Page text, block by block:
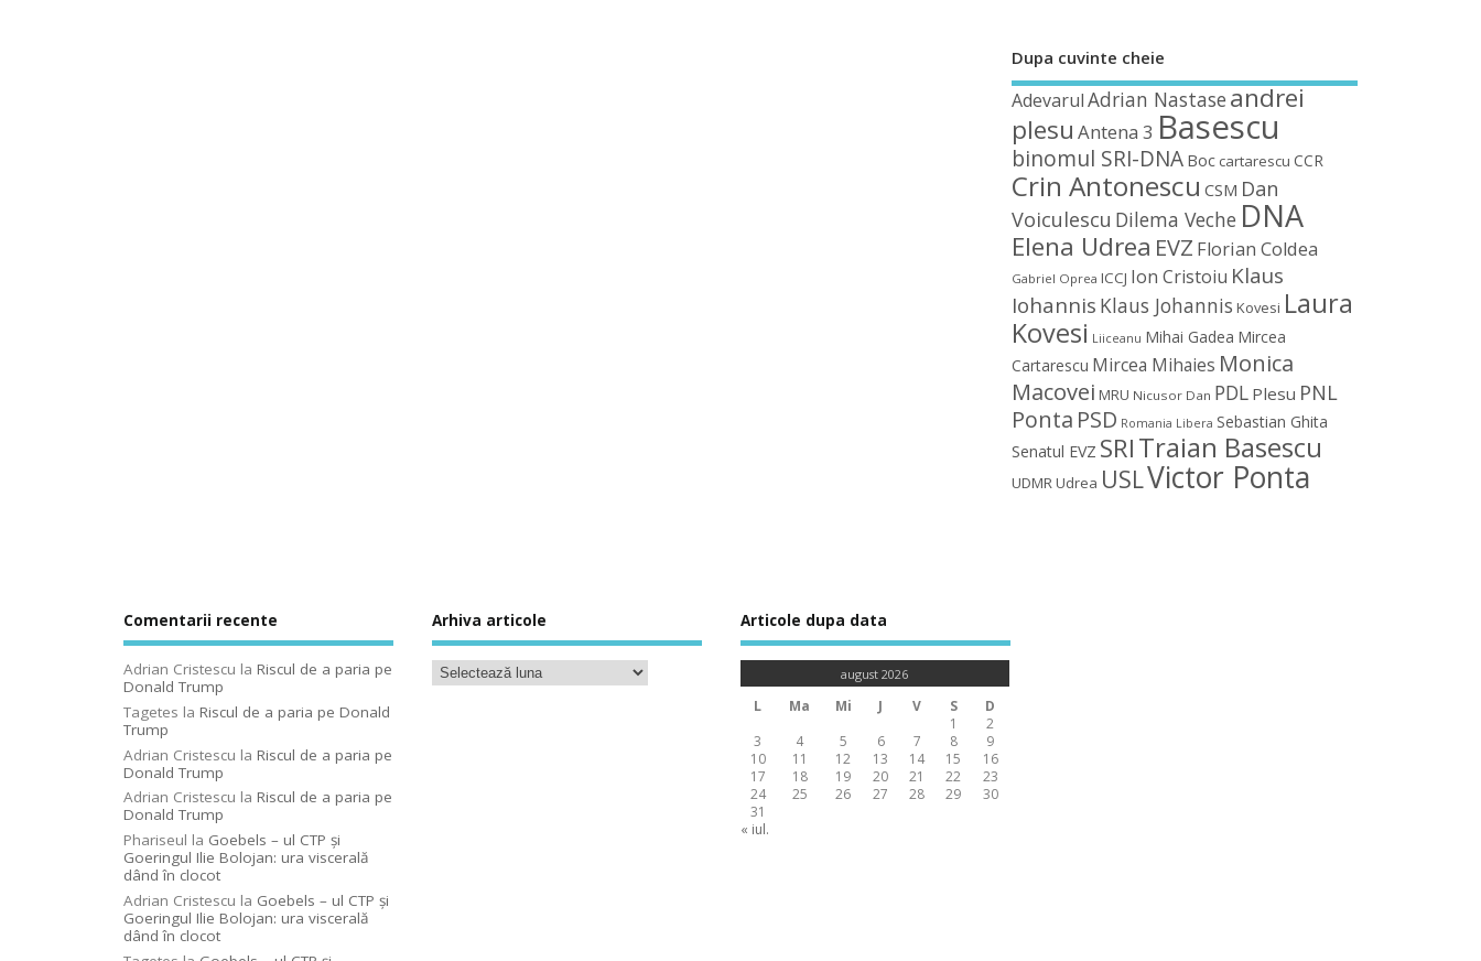
Dupa cuvinte cheie
Adevarul Adrian Nastaseandrei
plesu Antena 3 Basescu
binomul SRI-DNA Boc cartarescu CCR
Crin Antonescu CSM Dan
Voiculescu Dilema Veche DNA
Elena Udrea EVZ Florian Coldea
Gabriel Oprea ICCJ Ion Cristoiu Klaus
Iohannis Klaus Johannis Kovesi Laura
Kovesi Liiceanu Mihai Gadea Mircea
Cartarescu Mircea Mihaies Monica
Macovei MRU Nicusor Dan PDL Plesu PNL
Ponta PSD Romania Libera Sebastian Ghita
Senatul EVZ SRITraian Basescu
UDMRUdrea USLVictor Ponta
Comentarii recente
Adrian Cristescu la Riscul de a paria pe
Donald Trump
Tagetes la Riscul de a paria pe Donald
Trump
Adrian Cristescu la Riscul de a paria pe
Donald Trump
Adrian Cristescu la Riscul de a paria pe
Donald Trump
Phariseul la Goebels – ul CTP şi
Goeringul Ilie Bolojan: ura viscerală
dând în clocot
Adrian Cristescu la Goebels – ul CTP şi
Goeringul Ilie Bolojan: ura viscerală
dând în clocot
Arhiva articole Articole dupa data
august 2026
L Ma Mi J V S
D
1
2
3
4 5 6 7 8
9
10
11 12 13 14 15
16
17
18 19 20 21 22
23
24
25 26 27 28 29
30
31
« iul.